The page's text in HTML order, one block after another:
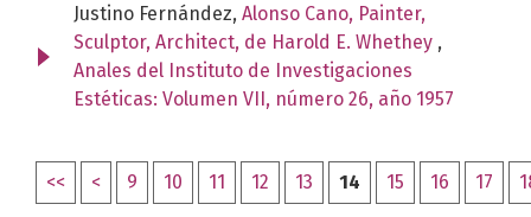
Justino Fernández, Alonso Cano, Painter,
Sculptor, Architect, de Harold E. Whethey ,
Anales del Instituto de Investigaciones
Estéticas: Volumen VII, número 26, año 1957
<< < 9 10 11 12 13 14 15 16 17